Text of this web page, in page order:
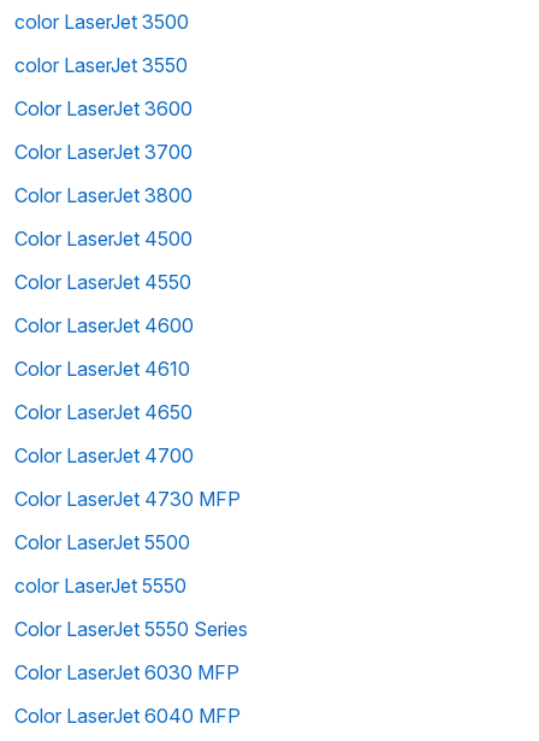
color LaserJet 3500
color LaserJet 3550
Color LaserJet 3600
Color LaserJet 3700
Color LaserJet 3800
Color LaserJet 4500
Color LaserJet 4550
Color LaserJet 4600
Color LaserJet 4610
Color LaserJet 4650
Color LaserJet 4700
Color LaserJet 4730 MFP
Color LaserJet 5500
color LaserJet 5550
Color LaserJet 5550 Series
Color LaserJet 6030 MFP
Color LaserJet 6040 MFP